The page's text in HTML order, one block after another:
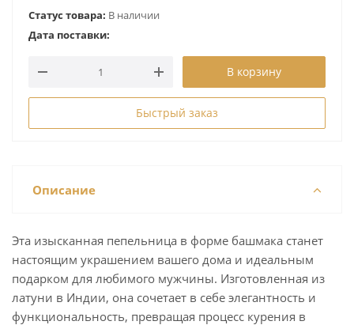
Статус товара: В наличии
Дата поставки:
В корзину
Быстрый заказ
Описание
Эта изысканная пепельница в форме башмака станет
настоящим украшением вашего дома и идеальным
подарком для любимого мужчины. Изготовленная из
латуни в Индии, она сочетает в себе элегантность и
функциональность, превращая процесс курения в